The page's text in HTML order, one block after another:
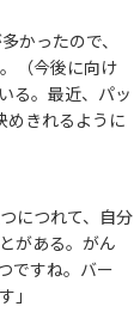
かったので、
（今後に向け
る。最近、パッ
めきれるように
につれて、自分
がある。がん
ですね。バー
」